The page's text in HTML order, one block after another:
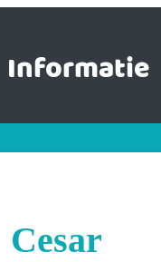
Informatie
Cesar